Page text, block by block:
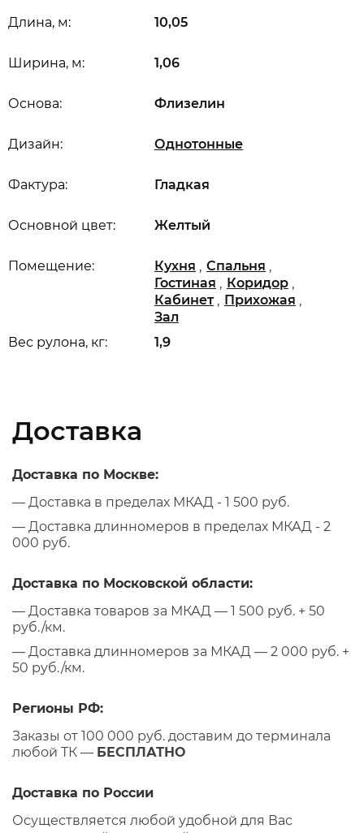
Длина, м: 10,05
Ширина, м: 1,06
Вес рулона, кг: 1,9
Основной цвет: Желтый
Дизайн: Однотонные
Основа: Флизелин
Помещение: Кухня , Спальня ,
Гостиная , Коридор ,
Кабинет , Прихожая ,
Зал
Фактура: Гладкая
Доставка
Доставка по Москве:
— Доставка в пределах МКАД - 1 500 руб.
— Доставка длинномеров в пределах МКАД - 2
000 руб.
Доставка по Московской области:
— Доставка товаров за МКАД — 1 500 руб. + 50
руб./км.
— Доставка длинномеров за МКАД — 2 000 руб. +
50 руб./км.
Регионы РФ:
Заказы от 100 000 руб. доставим до терминала
любой ТК — БЕСПЛАТНО
Доставка по России
Осуществляется любой удобной для Вас